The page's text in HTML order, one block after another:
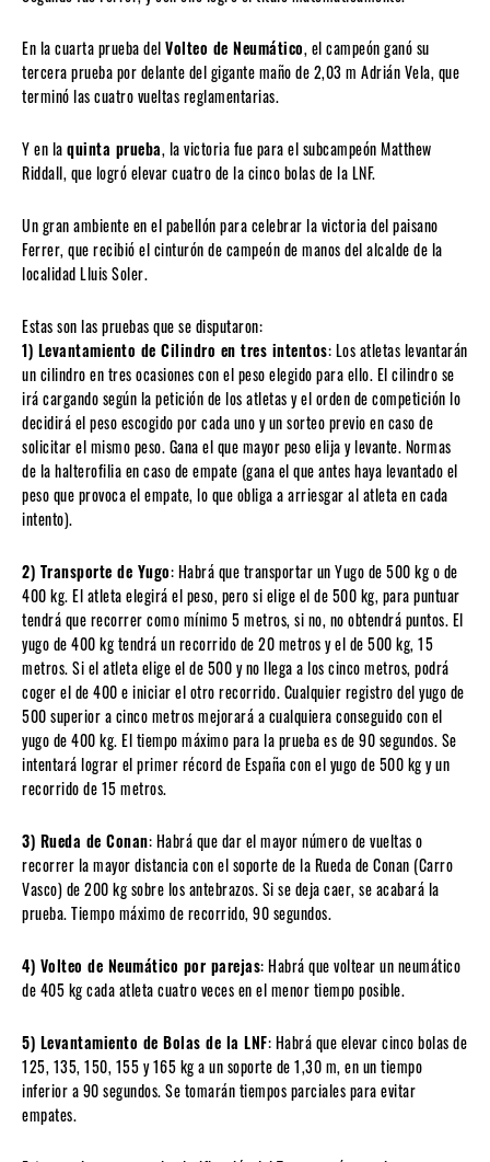
En la cuarta prueba delVolteo de Neumático, el campeón ganó su
tercera prueba por delante del gigante maño de 2,03 m Adrián Vela, que
terminó las cuatro vueltas reglamentarias.
Y en laquinta prueba, la victoria fue para el subcampeón Matthew
Riddall, que logró elevar cuatro de la cinco bolas de la LNF.
Un gran ambiente en el pabellón para celebrar la victoria del paisano
Ferrer, que recibió el cinturón de campeón de manos del alcalde de la
localidad Lluis Soler.
Estas son las pruebas que se disputaron:
1) Levantamiento de Cilindro en tres intentos: Los atletas levantarán
un cilindro en tres ocasiones con el peso elegido para ello. El cilindro se
irá cargando según la petición de los atletas y el orden de competición lo
decidirá el peso escogido por cada uno y un sorteo previo en caso de
solicitar el mismo peso. Gana el que mayor peso elija y levante. Normas
de la halterofilia en caso de empate (gana el que antes haya levantado el
peso que provoca el empate, lo que obliga a arriesgar al atleta en cada
intento).
2) Transporte de Yugo: Habrá que transportar un Yugo de 500 kg o de
400 kg. El atleta elegirá el peso, pero si elige el de 500 kg, para puntuar
tendrá que recorrer como mínimo 5 metros, si no, no obtendrá puntos. El
yugo de 400 kg tendrá un recorrido de 20 metros y el de 500 kg, 15
metros. Si el atleta elige el de 500 y no llega a los cinco metros, podrá
coger el de 400 e iniciar el otro recorrido. Cualquier registro del yugo de
500 superior a cinco metros mejorará a cualquiera conseguido con el
yugo de 400 kg. El tiempo máximo para la prueba es de 90 segundos. Se
intentará lograr el primer récord de España con el yugo de 500 kg y un
recorrido de 15 metros.
3) Rueda de Conan: Habrá que dar el mayor número de vueltas o
recorrer la mayor distancia con el soporte de la Rueda de Conan (Carro
Vasco) de 200 kg sobre los antebrazos. Si se deja caer, se acabará la
prueba. Tiempo máximo de recorrido, 90 segundos.
4) Volteo de Neumático por parejas: Habrá que voltear un neumático
de 405 kg cada atleta cuatro veces en el menor tiempo posible.
5) Levantamiento de Bolas de la LNF: Habrá que elevar cinco bolas de
125, 135, 150, 155 y 165 kg a un soporte de 1,30 m, en un tiempo
inferior a 90 segundos. Se tomarán tiempos parciales para evitar
empates.